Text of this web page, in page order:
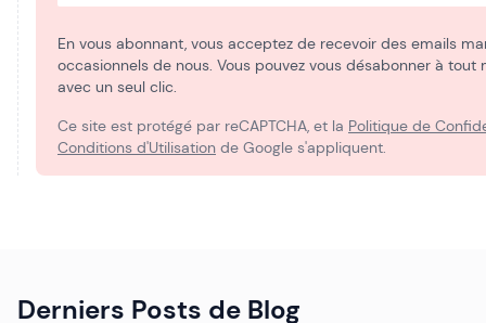
En vous abonnant, vous acceptez de recevoir des emails
occasionnels de nous. Vous pouvez vous désabonner à tout
avec un seul clic.
Ce site est protégé par reCAPTCHA, et la Politique de
Conditions d'Utilisation de Google s'appliquent.
Derniers Posts de Blog